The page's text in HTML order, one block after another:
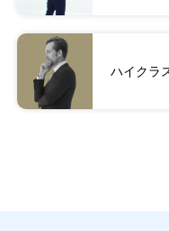
ハイクラ